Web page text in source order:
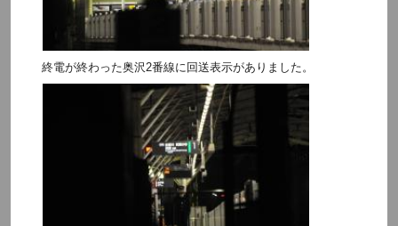
終電が終わった奥沢2番線に回送表示がありました。